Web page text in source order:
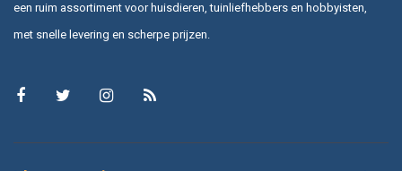
een ruim assortiment voor huisdieren, tuinliefhebbers en hobbyisten,
met snelle levering en scherpe prijzen.